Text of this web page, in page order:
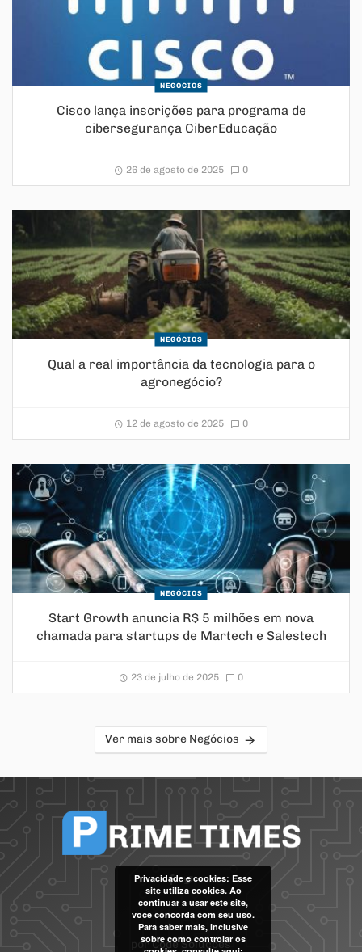
NEGÓCIOS
Cisco lança inscrições para programa de
cibersegurança CiberEducação
26 de agosto de 2025 0
NEGÓCIOS
Qual a real importância da tecnologia para o
agronegócio?
12 de agosto de 2025 0
NEGÓCIOS
Start Growth anuncia R$ 5 milhões em nova
chamada para startups de Martech e Salestech
23 de julho de 2025 0
Ver mais sobre Negócios
porCode Soluções
Privacidade e cookies: Esse
site utiliza cookies. Ao
continuar a usar este site,
você concorda com seu uso.
Para saber mais, inclusive
sobre como controlar os